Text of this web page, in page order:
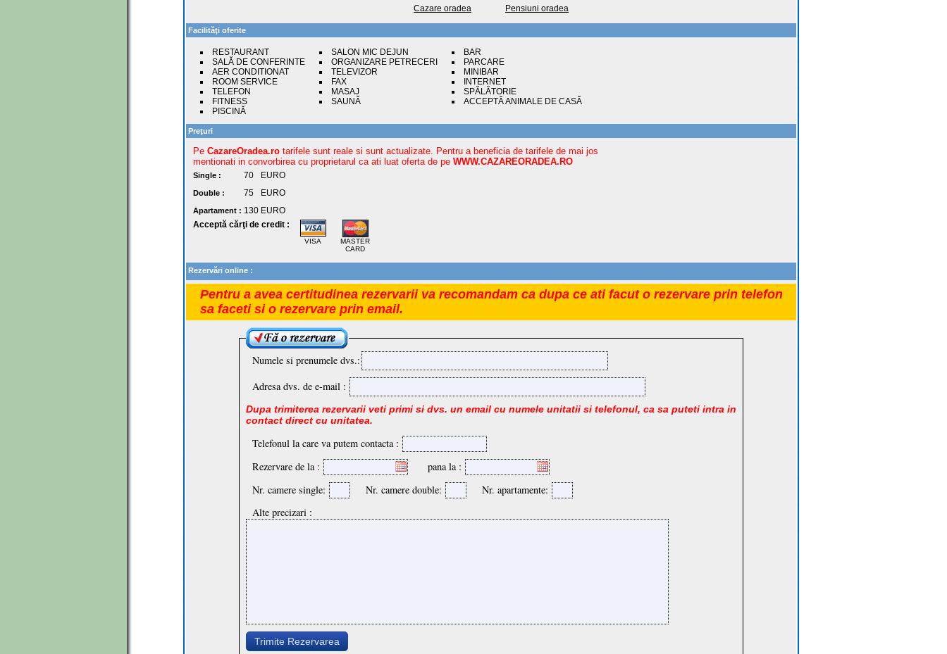
Cazare oradea Pensiuni oradea
Facilităţi oferite
RESTAURANT
SALĂ DE CONFERINTE
AER CONDITIONAT
ROOM SERVICE
TELEFON
FITNESS
PISCINĂ
SALON MIC DEJUN
ORGANIZARE PETRECERI
TELEVIZOR
FAX
MASAJ
SAUNĂ
BAR
PARCARE
MINIBAR
INTERNET
SPĂLĂTORIE
ACCEPTĂ ANIMALE DE CASĂ
Preţuri
Pe CazareOradea.ro tarifele sunt reale si sunt actualizate. Pentru a beneficia de tarifele de mai jos
mentionati in convorbirea cu proprietarul ca ati luat oferta de pe WWW.CAZAREORADEA.RO
Single : 70 EURO
Double : 75 EURO
Apartament : 130 EURO
Acceptă cărţi de credit :
VISA
MASTER
CARD
Rezervări online :
Pentru a avea certitudinea rezervarii va recomandam ca dupa ce ati facut o rezervare prin telefon
sa faceti si o rezervare prin email.
Numele si prenumele dvs.:
Adresa dvs. de e-mail :
Dupa trimiterea rezervarii veti primi si dvs. un email cu numele unitatii si telefonul, ca sa puteti intra in
contact direct cu unitatea.
Telefonul la care va putem contacta :
Rezervare de la :
pana la :
Nr. camere single:
Nr. camere double:
Nr. apartamente:
Alte precizari :
Trimite Rezervarea